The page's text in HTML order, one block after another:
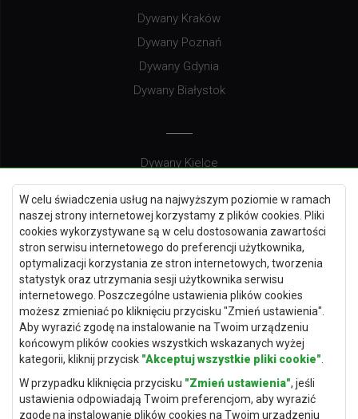
W celu świadczenia usług na najwyższym poziomie w ramach
naszej strony internetowej korzystamy z plików cookies. Pliki
cookies wykorzystywane są w celu dostosowania zawartości
stron serwisu internetowego do preferencji użytkownika,
optymalizacji korzystania ze stron internetowych, tworzenia
statystyk oraz utrzymania sesji użytkownika serwisu
internetowego. Poszczególne ustawienia plików cookies
możesz zmieniać po kliknięciu przycisku "Zmień ustawienia".
Aby wyrazić zgodę na instalowanie na Twoim urządzeniu
końcowym plików cookies wszystkich wskazanych wyżej
kategorii, kliknij przycisk "Akceptuj wszystkie pliki cookie"
W przypadku kliknięcia przycisku "Zmień ustawienia", jeśli
ustawienia odpowiadają Twoim preferencjom, aby wyrazić
zgodę na instalowanie plików cookies na Twoim urządzeniu
Dywany Kraków
Dywany Poznań
Dywany Gdynia
Dywany Białystok
Dywany Kielce
Dywany Gdańsk
Dywany Toruń
Dywany Bydgoszcz
Dywany Łódź
Dywany Katowice
Dywany Rzeszów
Dywany Częstochowa